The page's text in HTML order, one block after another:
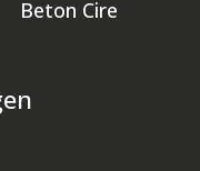
Beton Cire